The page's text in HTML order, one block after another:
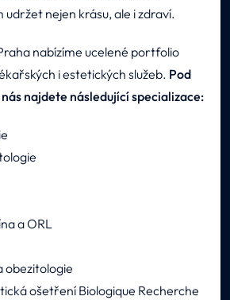
nejen krásu, ale i zdraví.
nabízíme ucelené portfolio
i estetických služeb. Pod
najdete následující specializace:
a ORL
obezitologie
ošetření Biologique Recherche